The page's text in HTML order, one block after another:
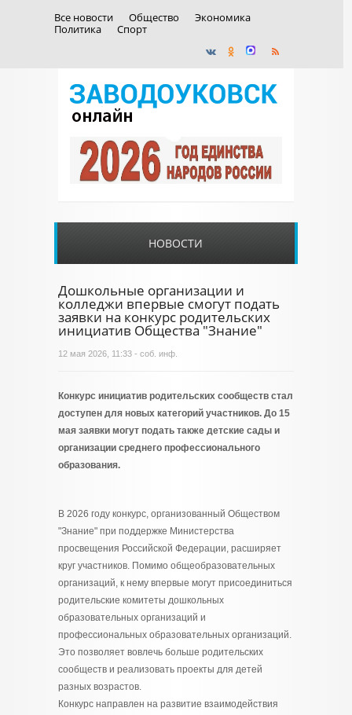
Все новости Общество
Экономика
Политика
Спорт
НОВОСТИ
Дошкольные организации и
колледжи впервые смогут подать
заявки на конкурс родительских
инициатив Общества "Знание"
12 мая 2026, 11:33 - соб. инф.
Конкурс инициатив родительских сообществ стал
доступен для новых категорий участников. До 15
мая заявки могут подать также детские сады и
организации среднего профессионального
образования.
В 2026 году конкурс, организованный Обществом
"Знание" при поддержке Министерства
просвещения Российской Федерации, расширяет
круг участников. Помимо общеобразовательных
организаций, к нему впервые могут присоединиться
родительские комитеты дошкольных
образовательных организаций и
профессиональных образовательных организаций.
Это позволяет вовлечь больше родительских
сообществ и реализовать проекты для детей
разных возрастов.
Конкурс направлен на развитие взаимодействия